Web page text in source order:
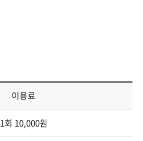
이용료
1회 10,000원